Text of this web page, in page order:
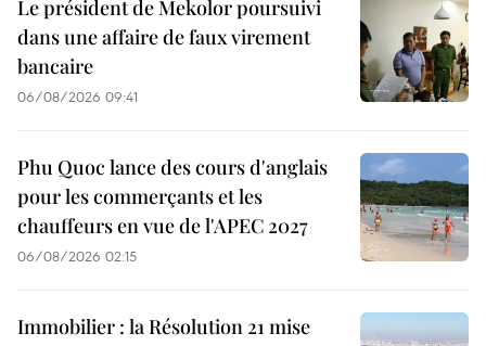
Le président de Mekolor poursuivi
dans une affaire de faux virement
bancaire
06/08/2026 09:41
Phu Quoc lance des cours d'anglais
pour les commerçants et les
chauffeurs en vue de l'APEC 2027
06/08/2026 02:15
Immobilier : la Résolution 21 mise